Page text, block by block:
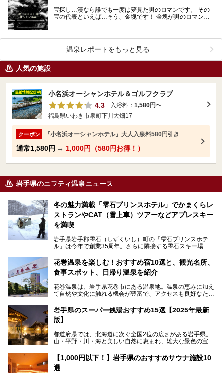
宝探し…漢なら誰でも一度は夢見た男のロマンです。 その
宝の代表といえば…そう、金塊です！ 金塊が男のロマンな
温泉レポートをもっと見る
人気の施設
小名浜オーシャンホテル＆ゴルフクラブ
4.3
入浴料： 1,580円〜
福島県いわき市泉町下川大畑17
クーポン 『小名浜オーシャンホテル』大人入泉料580円引き
通常1,580円 → 1,000円（580円お得！）
岩手県のニフティ温泉ニュース
冬の魅力満載「雫石プリンスホテル」でかまくらレ
ストランやCAT（雪上車）ツアーなどアプレスキー
を満喫
岩手県岩手郡雫石（しずくいし）町の「雫石プリンスホテ
ル」は今年で創業35周年。さらに隣接する雫石スキー場は
の後"）の充実をはかり、テーマをSNOW（雪）＋NOVA
（新星）で「SNØVA（スノーヴァ）」としました！
喫できるパウダースノーの雫石。というわけで、「雫石プリ
ンスホテル」にお出かけして楽しめるアクティビティや温泉
───
提供元：株式会社西武・プリンスホテルズワールドワイド
この記事は雫石プリンスホテルのPR記事です。
花巻温泉を楽しむ！おすすめ宿10選と、観光名所、
食事スポット、日帰り温泉を紹介
花巻温泉は、岩手県花巻市にある温泉地。温泉の恵みに加え
て自然や文化に触れる機会が豊富で、アクセスも良好なた
この記事では、花巻温泉の魅力、おすすめの宿・注目すべき
観光スポット・味わい深い食事処・気軽に立ち寄れる日帰り
花巻温泉での日常を忘れられる特別な体験を通じて、いつも
岩手県のスーパー銭湯おすすめ15選【2025年最新
版】
都道府県では、北海道に次ぐ全国2位の広さがある岩手県。
山・平野・川・海と美しい自然に恵まれ、雄大な景色の宝庫
三陸の魚介類などの岩手グルメは全国に知られていますね。
大自然に囲まれた岩手県には、温泉が多く湧き出していま
す。今回は、岩手県でおすすめのスーパー銭湯をご紹介しま
【1,000円以下！】岩手県のおすすめサウナ施設10
選